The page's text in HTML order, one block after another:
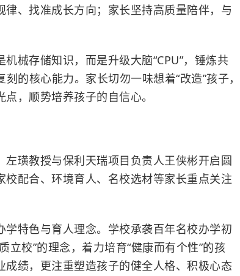
、找准成长方向；家长坚持高质量陪伴，与
械存储知识，而是升级大脑“CPU”，锤炼共
的核心能力。家长切勿一味想着“改造”孩子，
，顺势培养孩子的自信心。
璜教授与保利天瑞项目负责人王侠彬开启圆
配合、环境育人、名校选材等家长重点关注
特色与育人理念。学校承袭百年名校办学初
立校”的理念，着力培育“健康而有个性”的孩
绩，更注重塑造孩子的健全人格、积极心态